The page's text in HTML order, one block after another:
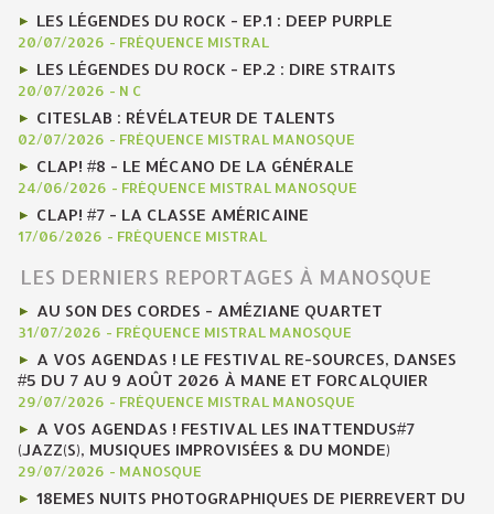
LES LÉGENDES DU ROCK - EP.1 : DEEP PURPLE
20/07/2026 - FRÉQUENCE MISTRAL
LES LÉGENDES DU ROCK - EP.2 : DIRE STRAITS
20/07/2026 - N C
CITESLAB : RÉVÉLATEUR DE TALENTS
02/07/2026 - FRÉQUENCE MISTRAL MANOSQUE
CLAP! #8 - LE MÉCANO DE LA GÉNÉRALE
24/06/2026 - FRÉQUENCE MISTRAL MANOSQUE
CLAP! #7 - LA CLASSE AMÉRICAINE
17/06/2026 - FRÉQUENCE MISTRAL
LES DERNIERS REPORTAGES À MANOSQUE
AU SON DES CORDES - AMÉZIANE QUARTET
31/07/2026 - FRÉQUENCE MISTRAL MANOSQUE
A VOS AGENDAS ! LE FESTIVAL RE-SOURCES, DANSES
#5 DU 7 AU 9 AOÛT 2026 À MANE ET FORCALQUIER
29/07/2026 - FRÉQUENCE MISTRAL MANOSQUE
A VOS AGENDAS ! FESTIVAL LES INATTENDUS#7
(JAZZ(S), MUSIQUES IMPROVISÉES & DU MONDE)
29/07/2026 - MANOSQUE
18EMES NUITS PHOTOGRAPHIQUES DE PIERREVERT DU